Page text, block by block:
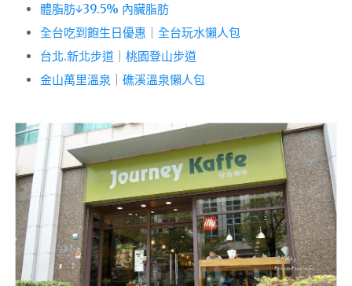
體脂肪↓39.5% 內臟脂肪
全台吃到飽生日優惠
全台玩水懶人包
台北.新北步道
桃園登山步道
金山萬里溫泉
礁溪溫泉懶人包